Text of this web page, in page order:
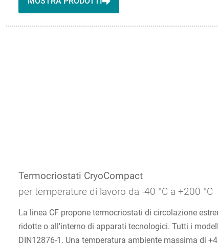
Termocriostati CryoCompact
per temperature di lavoro da -40 °C a +200 °C
La linea CF propone termocriostati di circolazione
ridotte o all'interno di apparati tecnologici. Tutti i
DIN12876-1. Una temperatura ambiente massima di